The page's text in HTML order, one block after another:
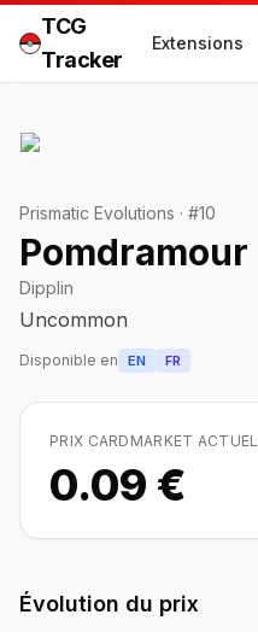
TCG
Tracker
Extensions
Prismatic Evolutions · #10
Pomdramour
Dipplin
Uncommon
Disponible en EN FR
PRIX CARDMARKET ACTUEL
0.09 €
Évolution du prix